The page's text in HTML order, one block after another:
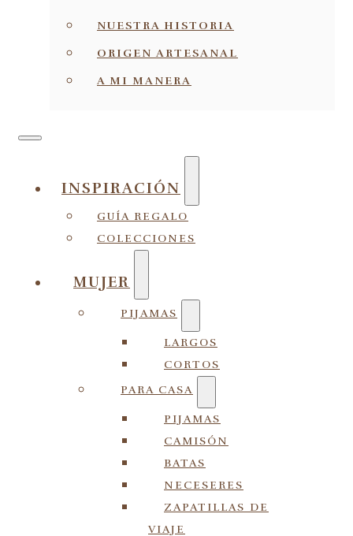
NUESTRA HISTORIA
ORIGEN ARTESANAL
A MI MANERA
INSPIRACIÓN
GUÍA REGALO
COLECCIONES
MUJER
PIJAMAS
LARGOS
CORTOS
PARA CASA
PIJAMAS
CAMISÓN
BATAS
NECESERES
ZAPATILLAS DE
VIAJE